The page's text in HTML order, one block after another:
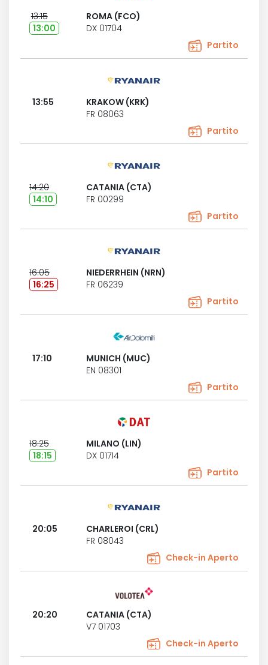
13:15
13:00
ROMA (FCO)
DX 01704
Partito
13:55
KRAKOW (KRK)
FR 08063
Partito
14:20
14:10
CATANIA (CTA)
FR 00299
Partito
16:05
16:25
NIEDERRHEIN (NRN)
FR 06239
Partito
17:10
MUNICH (MUC)
EN 08301
Partito
18:25
18:15
MILANO (LIN)
DX 01714
Partito
20:05
CHARLEROI (CRL)
FR 08043
Check-in Aperto
20:20
CATANIA (CTA)
V7 01703
Check-in Aperto